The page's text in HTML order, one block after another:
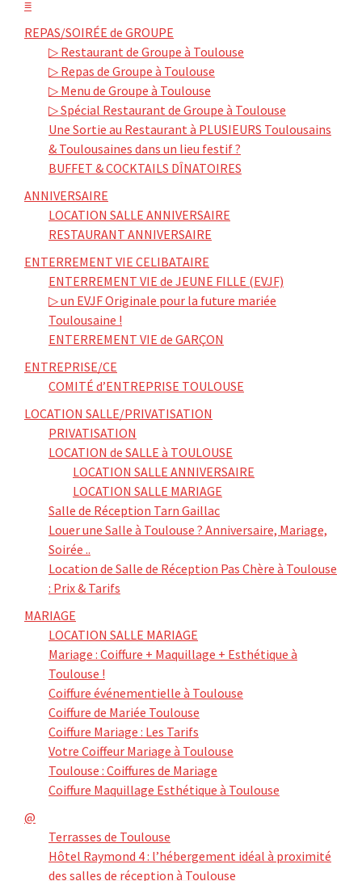
≡
REPAS/SOIRÉE de GROUPE
▷ Restaurant de Groupe à Toulouse
▷ Repas de Groupe à Toulouse
▷ Menu de Groupe à Toulouse
▷ Spécial Restaurant de Groupe à Toulouse
Une Sortie au Restaurant à PLUSIEURS Toulousains
& Toulousaines dans un lieu festif ?
BUFFET & COCKTAILS DÎNATOIRES
ANNIVERSAIRE
LOCATION SALLE ANNIVERSAIRE
RESTAURANT ANNIVERSAIRE
ENTERREMENT VIE CELIBATAIRE
ENTERREMENT VIE de JEUNE FILLE (EVJF)
▷ un EVJF Originale pour la future mariée
Toulousaine !
ENTERREMENT VIE de GARÇON
ENTREPRISE/CE
COMITÉ d’ENTREPRISE TOULOUSE
LOCATION SALLE/PRIVATISATION
PRIVATISATION
LOCATION de SALLE à TOULOUSE
LOCATION SALLE ANNIVERSAIRE
LOCATION SALLE MARIAGE
Salle de Réception Tarn Gaillac
Louer une Salle à Toulouse ? Anniversaire, Mariage,
Soirée ..
Location de Salle de Réception Pas Chère à Toulouse
: Prix & Tarifs
MARIAGE
LOCATION SALLE MARIAGE
Mariage : Coiffure + Maquillage + Esthétique à
Toulouse !
Coiffure événementielle à Toulouse
Coiffure de Mariée Toulouse
Coiffure Mariage : Les Tarifs
Votre Coiffeur Mariage à Toulouse
Toulouse : Coiffures de Mariage
Coiffure Maquillage Esthétique à Toulouse
@
Terrasses de Toulouse
Hôtel Raymond 4 : l’hébergement idéal à proximité
des salles de réception à Toulouse